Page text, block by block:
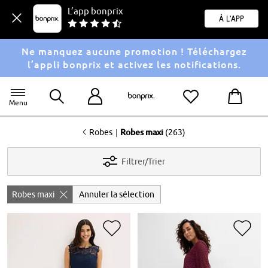
L’app bonprix
À l'app
Ne manquez aucune promotion ! Téléchargez
l’appli bonprix et activez les notifications.
Menu
<Robes | Robes maxi (263)
Filtrer/Trier
Robes maxi Annuler la sélection